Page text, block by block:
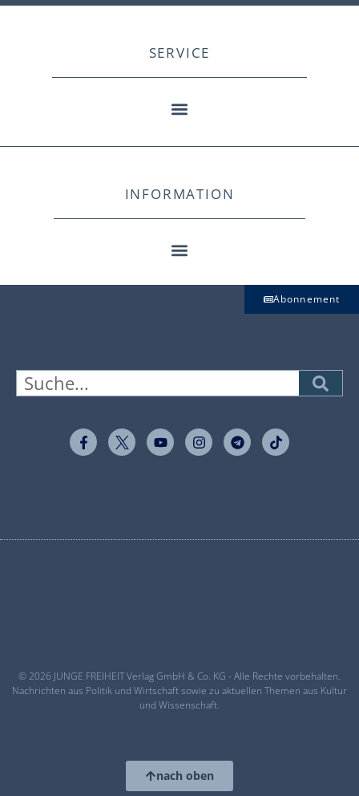
SERVICE
INFORMATION
Abonnement
© 2026 JUNGE FREIHEIT Verlag GmbH & Co. KG - Alle Rechte vorbehalten.
Nachrichten aus Politik und Wirtschaft sowie zu aktuellen Themen aus Kultur
und Wissenschaft.
nach oben